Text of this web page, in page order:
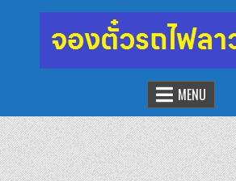
จองตั๋วรถไฟลาว-จีน
นั่งรถไฟเที่ยวประเทศลาว
MENU